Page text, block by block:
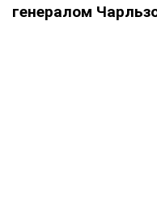
генералом